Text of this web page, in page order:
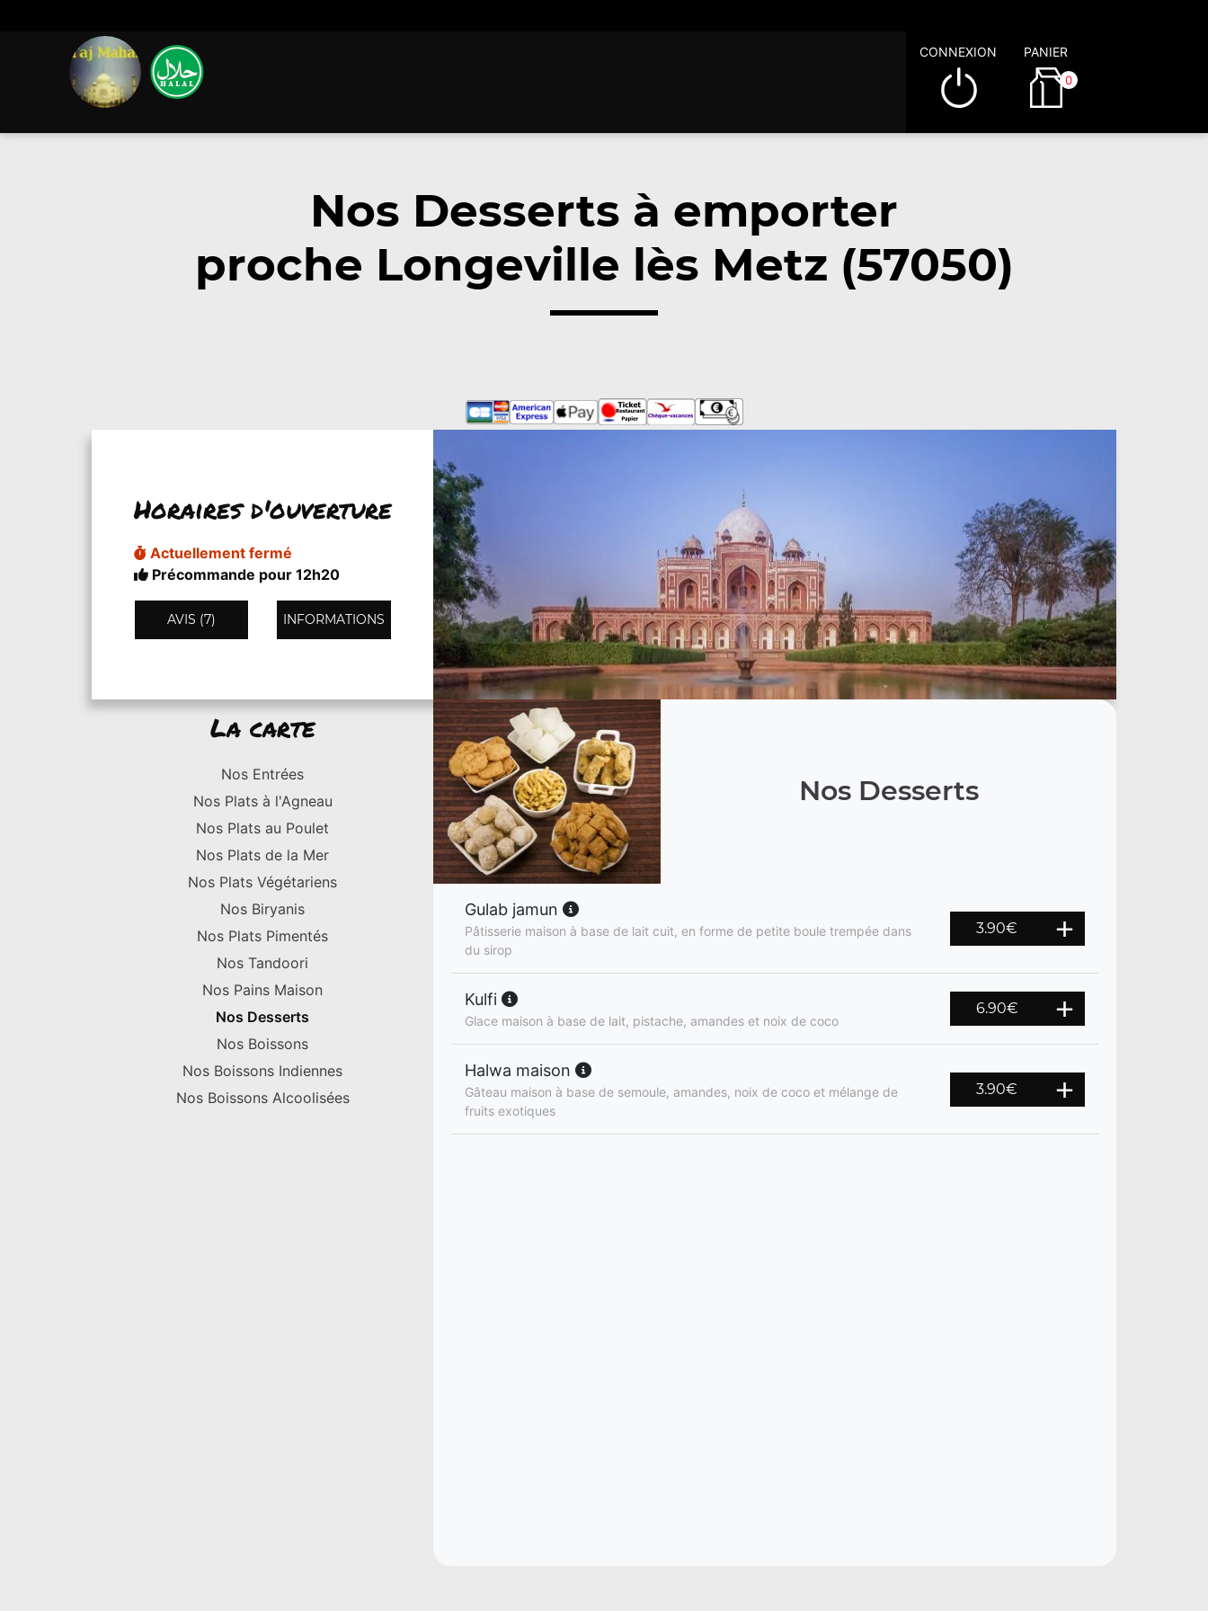
CONNEXION PANIER
0
Nos Desserts à emporter
proche Longeville lès Metz (57050)
Horaires d'ouverture
Actuellement fermé
Précommande pour 12h20
AVIS (7) INFORMATIONS
La carte
Nos Entrées
Nos Plats à l'Agneau
Nos Plats au Poulet
Nos Plats de la Mer
Nos Plats Végétariens
Nos Biryanis
Nos Plats Pimentés
Nos Tandoori
Nos Pains Maison
Nos Desserts
Nos Boissons
Nos Boissons Indiennes
Nos Boissons Alcoolisées
Nos Desserts
Gulab jamun
Pâtisserie maison à base de lait cuit, en forme de petite boule trempée dans
du sirop
3.90€
Kulfi
Glace maison à base de lait, pistache, amandes et noix de coco
6.90€
Halwa maison
Gâteau maison à base de semoule, amandes, noix de coco et mélange de
fruits exotiques
3.90€